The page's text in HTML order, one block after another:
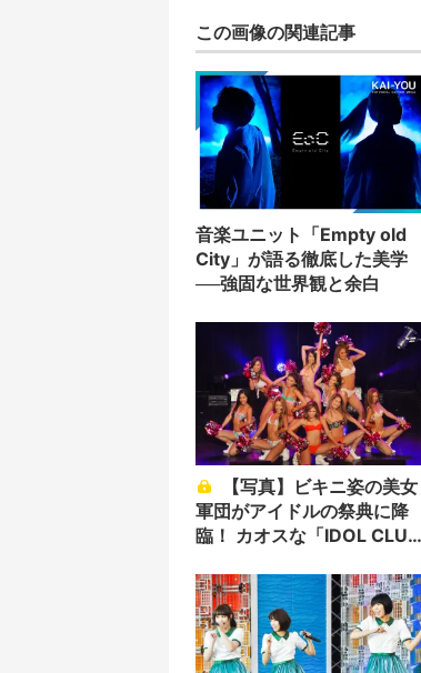
この画像の関連記事
音楽ユニット「Empty old
City」が語る徹底した美学
──強固な世界観と余白
軍団がアイドルの祭典に降
臨！ カオスな「IDOL CLUB